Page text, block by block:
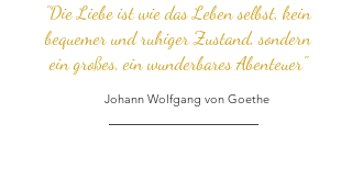
"Die Liebe ist wie das Leben selbst, kein
bequemer und ruhiger Zustand, sondern
ein großes, ein wunderbares Abenteuer"
Johann Wolfgang von Goethe